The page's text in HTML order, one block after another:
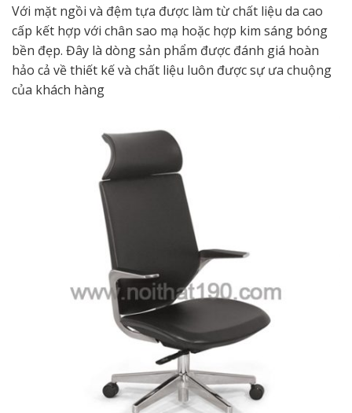
Với mặt ngồi và đệm tựa được làm từ chất liệu da cao
cấp kết hợp với chân sao mạ hoặc hợp kim sáng bóng
bền đẹp. Đây là dòng sản phẩm được đánh giá hoàn
hảo cả về thiết kế và chất liệu luôn được sự ưa chuộng
của khách hàng